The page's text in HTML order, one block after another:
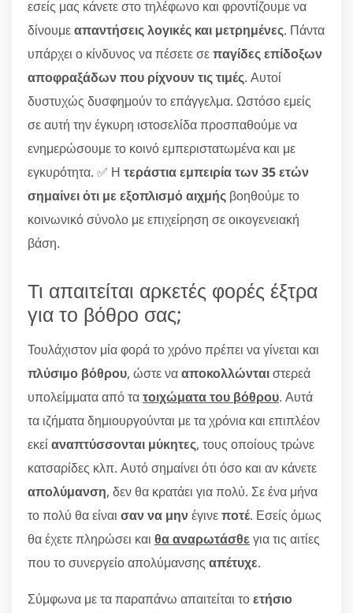
εσείς μας κάνετε στο τηλέφωνο και φροντίζουμε να
δίνουμεαπαντήσεις λογικές και μετρημένες. Πάντα
υπάρχει ο κίνδυνος να πέσετε σεπαγίδες επίδοξων
αποφραξάδων που ρίχνουν τις τιμές. Αυτοί
δυστυχώς δυσφημούν το επάγγελμα. Ωστόσο εμείς
σε αυτή την έγκυρη ιστοσελίδα προσπαθούμε να
ενημερώσουμε το κοινό εμπεριστατωμένα και με
εγκυρότητα. ✅ Η τεράστια εμπειρία των 35 ετών
σημαίνει ότι με εξοπλισμό αιχμής βοηθούμε το
κοινωνικό σύνολο με επιχείρηση σε οικογενειακή
βάση.
Τι απαιτείται αρκετές φορές έξτρα
για το βόθρο σας;
Τουλάχιστον μία φορά το χρόνο πρέπει να γίνεται και
πλύσιμο βόθρου, ώστε νααποκολλώνταιστερεά
υπολείμματα από τατοιχώματα του βόθρου. Αυτά
τα ιζήματα δημιουργούνται με τα χρόνια και επιπλέον
εκείαναπτύσσονται μύκητες, τους οποίους τρώνε
κατσαρίδες κλπ. Αυτό σημαίνει ότι όσο και αν κάνετε
απολύμανση, δεν θα κρατάει για πολύ. Σε ένα μήνα
το πολύ θα είναι σαν να μηνέγινεποτέ. Εσείς όμως
θα έχετε πληρώσει και θα αναρωτάσθε για τις αιτίες
που το συνεργείο απολύμανσης απέτυχε.
Σύμφωνα με τα παραπάνω απαιτείται τοετήσιο